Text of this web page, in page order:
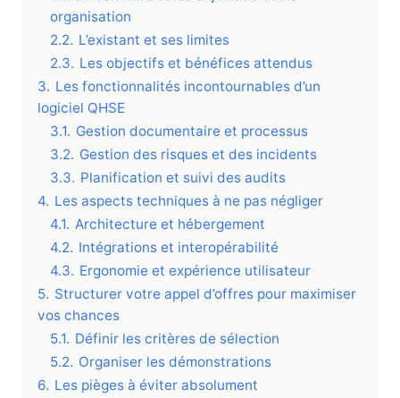
organisation
2.2. L’existant et ses limites
2.3. Les objectifs et bénéfices attendus
3. Les fonctionnalités incontournables d’un
logiciel QHSE
3.1. Gestion documentaire et processus
3.2. Gestion des risques et des incidents
3.3. Planification et suivi des audits
4. Les aspects techniques à ne pas négliger
4.1. Architecture et hébergement
4.2. Intégrations et interopérabilité
4.3. Ergonomie et expérience utilisateur
5. Structurer votre appel d’offres pour maximiser
vos chances
5.1. Définir les critères de sélection
5.2. Organiser les démonstrations
6. Les pièges à éviter absolument